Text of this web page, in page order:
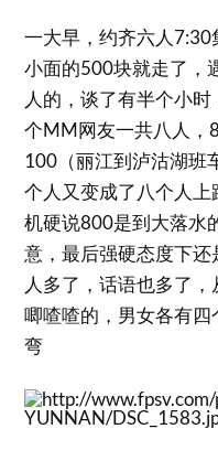
一大早，约齐六人
小面的500块就走了，
人的，谈了有半个小
个MM网友一共八人，
100（丽江到泸沽湖班
个人又变成了八个人
机硬说800是到大落水
意，最后强硬态度下还
人多了，话语也多了
唧喳喳的，男女各有
弯